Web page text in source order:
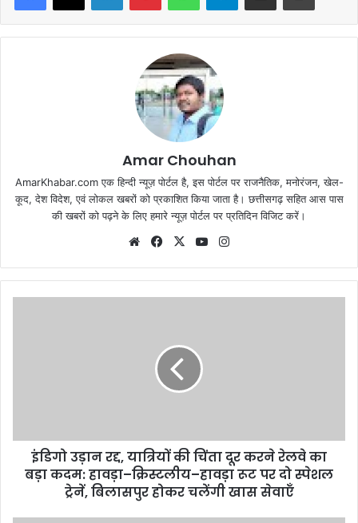
Amar Chouhan
AmarKhabar.com एक हिन्दी न्यूज़ पोर्टल है, इस पोर्टल पर राजनैतिक, मनोरंजन, खेल-
कूद, देश विदेश, एवं लोकल खबरों को प्रकाशित किया जाता है। छत्तीसगढ़ सहित आस पास
की खबरों को पढ़ने के लिए हमारे न्यूज़ पोर्टल पर प्रतिदिन विजिट करें।
WebsiteFacebook
X YouTube
इंडिगो उड़ान रद्द, यात्रियों की चिंता दूर करने रेलवे का
बड़ा कदम: हावड़ा–क्रिस्टलीय–हावड़ा रूट पर दो स्पेशल
ट्रेनें, बिलासपुर होकर चलेंगी खास सेवाएँ